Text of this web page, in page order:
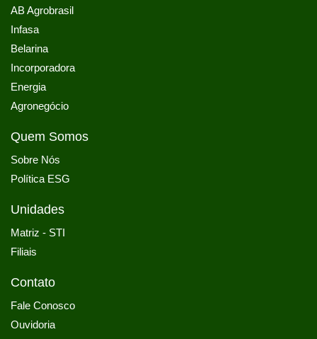
AB Agrobrasil
Infasa
Belarina
Incorporadora
Energia
Agronegócio
Quem Somos
Sobre Nós
Política ESG
Unidades
Matriz - STI
Filiais
Contato
Fale Conosco
Ouvidoria